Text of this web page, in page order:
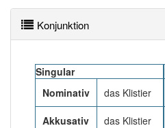
Medizin
korrekt erraten.
Konjunktion
Singular
Nominativ
das Klistier
Akkusativ das Klistier